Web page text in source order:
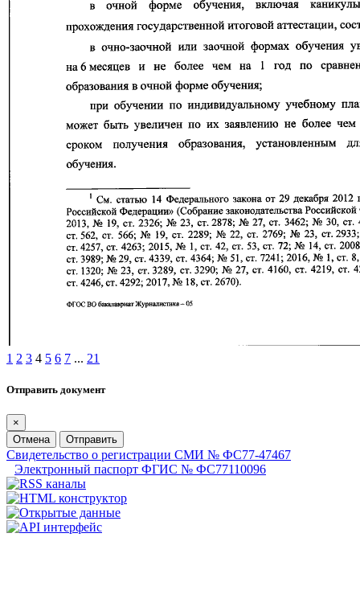
1 2 3 4 5 6 7 ... 21
Отправить документ
×
Отмена
Отправить
Свидетельство о регистрации СМИ № ФС77-47467
Электронный паспорт ФГИС № ФС77110096